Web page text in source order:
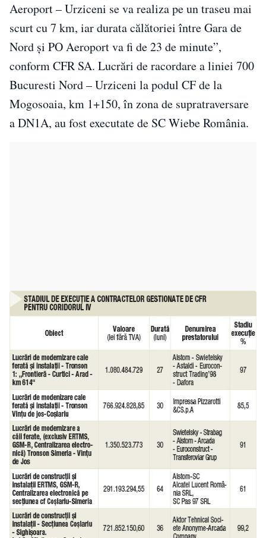
Aeroport – Urziceni se va realiza pe un traseu mai
scurt cu 7 km, iar durata călătoriei între Gara de
Nord şi PO Aeroport va fi de 23 de minute”,
conform CFR SA. Lucrări de racordare a liniei 700
Bucuresti Nord – Urziceni la podul CF de la
Mogosoaia, km 1+150, în zona de supratraversare
a DN1A, au fost executate de SC Wiebe România.